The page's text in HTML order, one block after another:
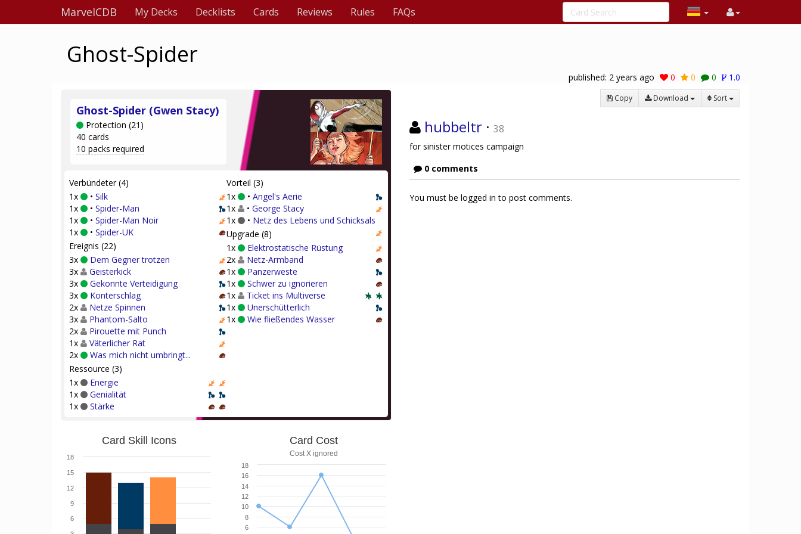
MarvelCDB My Decks Decklists Cards Reviews Rules FAQs
Ghost-Spider
published: 2 years ago 0 0 0 1.0
Ghost-Spider (Gwen Stacy)
Protection (21)
40 cards
10 packs required
Verbündeter (4)
1x
• Silk
1x
• Spider-Man
1x
• Spider-Man Noir
1x
• Spider-UK
Ereignis (22)
3x
Dem Gegner trotzen
3x
Geisterkick
3x
Gekonnte Verteidigung
3x
Konterschlag
2x
Netze Spinnen
3x
Phantom-Salto
2x
Pirouette mit Punch
1x
Väterlicher Rat
2x
Was mich nicht umbringt...
Ressource (3)
1x
Energie
1x
Genialität
1x
Stärke
Vorteil (3)
1x
• Angel's Aerie
1x
• George Stacy
1x
• Netz des Lebens und Schicksals
Upgrade (8)
1x
Elektrostatische Rüstung
2x
Netz-Armband
1x
Panzerweste
1x
Schwer zu ignorieren
1x
Ticket ins Multiverse
1x
Unerschütterlich
1x
Wie fließendes Wasser
Card Skill Icons
6
9
12
15
18
Card Cost
Cost X ignored
6
8
10
12
14
16
18
Copy Download Sort
hubbeltr · 38
for sinister motices campaign
0 comments
You must be logged in to post comments.